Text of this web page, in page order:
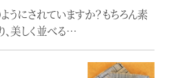
うにされていますか？もちろん素
美しく並べる…
しとと、止みませんね。今シーズン
ートを…